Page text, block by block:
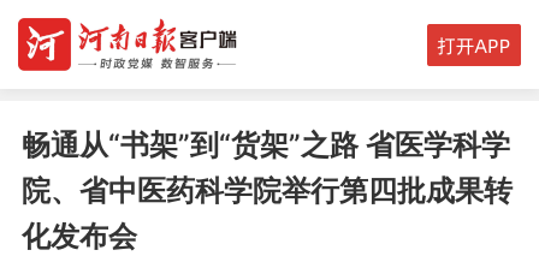
畅通从“书架”到“货架”之路 省医学科学
院、省中医药科学院举行第四批成果转
化发布会